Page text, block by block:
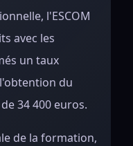
l'ESCOM
avec les
un taux
du
34 400 euros.
de la formation,